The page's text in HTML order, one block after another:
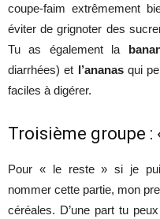
coupe-faim extrêmement
éviter de grignoter des
Tu as également la
diarrhées) et l’ananasqui
faciles à digérer.
Troisième groupe :
Pour « le reste » si je
nommer cette partie, mon
céréales. D’une part tu